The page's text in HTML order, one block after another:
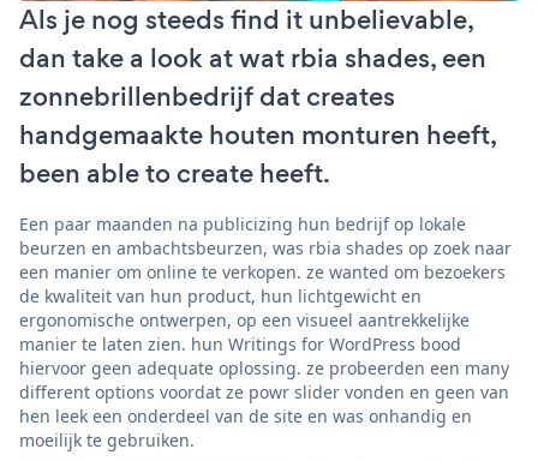
Als je nog steeds find it unbelievable,
dan take a look at wat rbia shades, een
zonnebrillenbedrijf dat creates
handgemaakte houten monturen heeft,
been able to create heeft.
Een paar maanden na publicizing hun bedrijf op lokale
beurzen en ambachtsbeurzen, was rbia shades op zoek naar
een manier om online te verkopen. ze wanted om bezoekers
de kwaliteit van hun product, hun lichtgewicht en
ergonomische ontwerpen, op een visueel aantrekkelijke
manier te laten zien. hun Writings for WordPress bood
hiervoor geen adequate oplossing. ze probeerden een many
different options voordat ze powr slider vonden en geen van
hen leek een onderdeel van de site en was onhandig en
moeilijk te gebruiken.